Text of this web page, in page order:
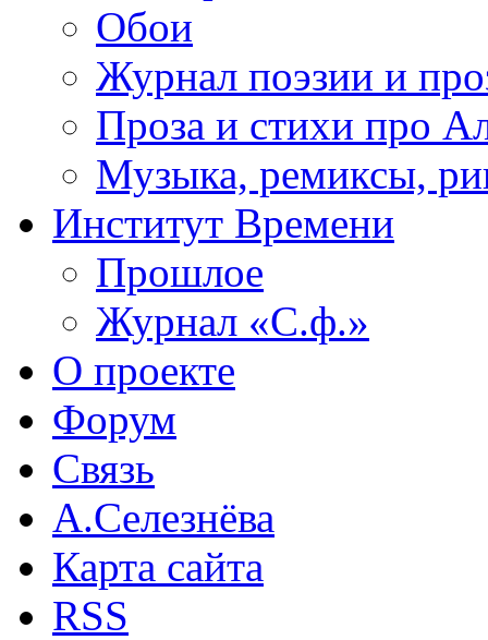
Обои
Журнал поэзии и
Проза и стихи про
Музыка, ремиксы,
Институт Времени
Прошлое
Журнал «С.ф.»
О проекте
Форум
Связь
А.Селезнёва
Карта сайта
RSS